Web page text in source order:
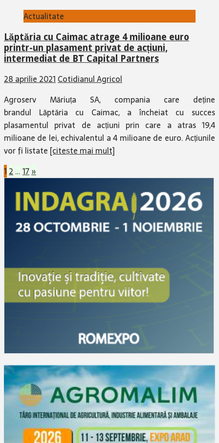
Actualitate
Lăptăria cu Caimac atrage 4 milioane euro
printr-un plasament privat de acțiuni,
intermediat de BT Capital Partners
28 aprilie 2021Cotidianul Agricol
Agroserv Măriuța SA, compania care deține
brandul Lăptăria cu Caimac, a încheiat cu succes
plasamentul privat de acțiuni prin care a atras 19,4
milioane de lei, echivalentul a 4 milioane de euro. Acțiunile
vor fi listate [citește mai mult]
Paginație
12…17»